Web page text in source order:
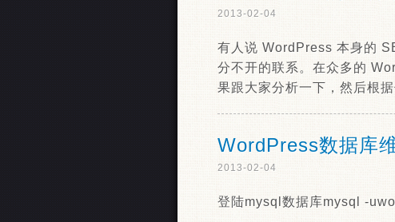
2013-02-04
有人说 WordPress 本身的
分不开的联系。在众多的
果跟大家分析一下，然后根
WordPress数据库
2013-02-04
登陆mysql数据库mysql -